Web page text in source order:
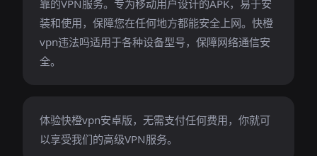
靠的VPN服务。专为移动用户设计的APK，易于安
装和使用，保障您在任何地方都能安全上网。快橙
vpn违法吗适用于各种设备型号，保障网络通信安
全。
体验快橙vpn安卓版，无需支付任何费用，你就可
以享受我们的高级VPN服务。